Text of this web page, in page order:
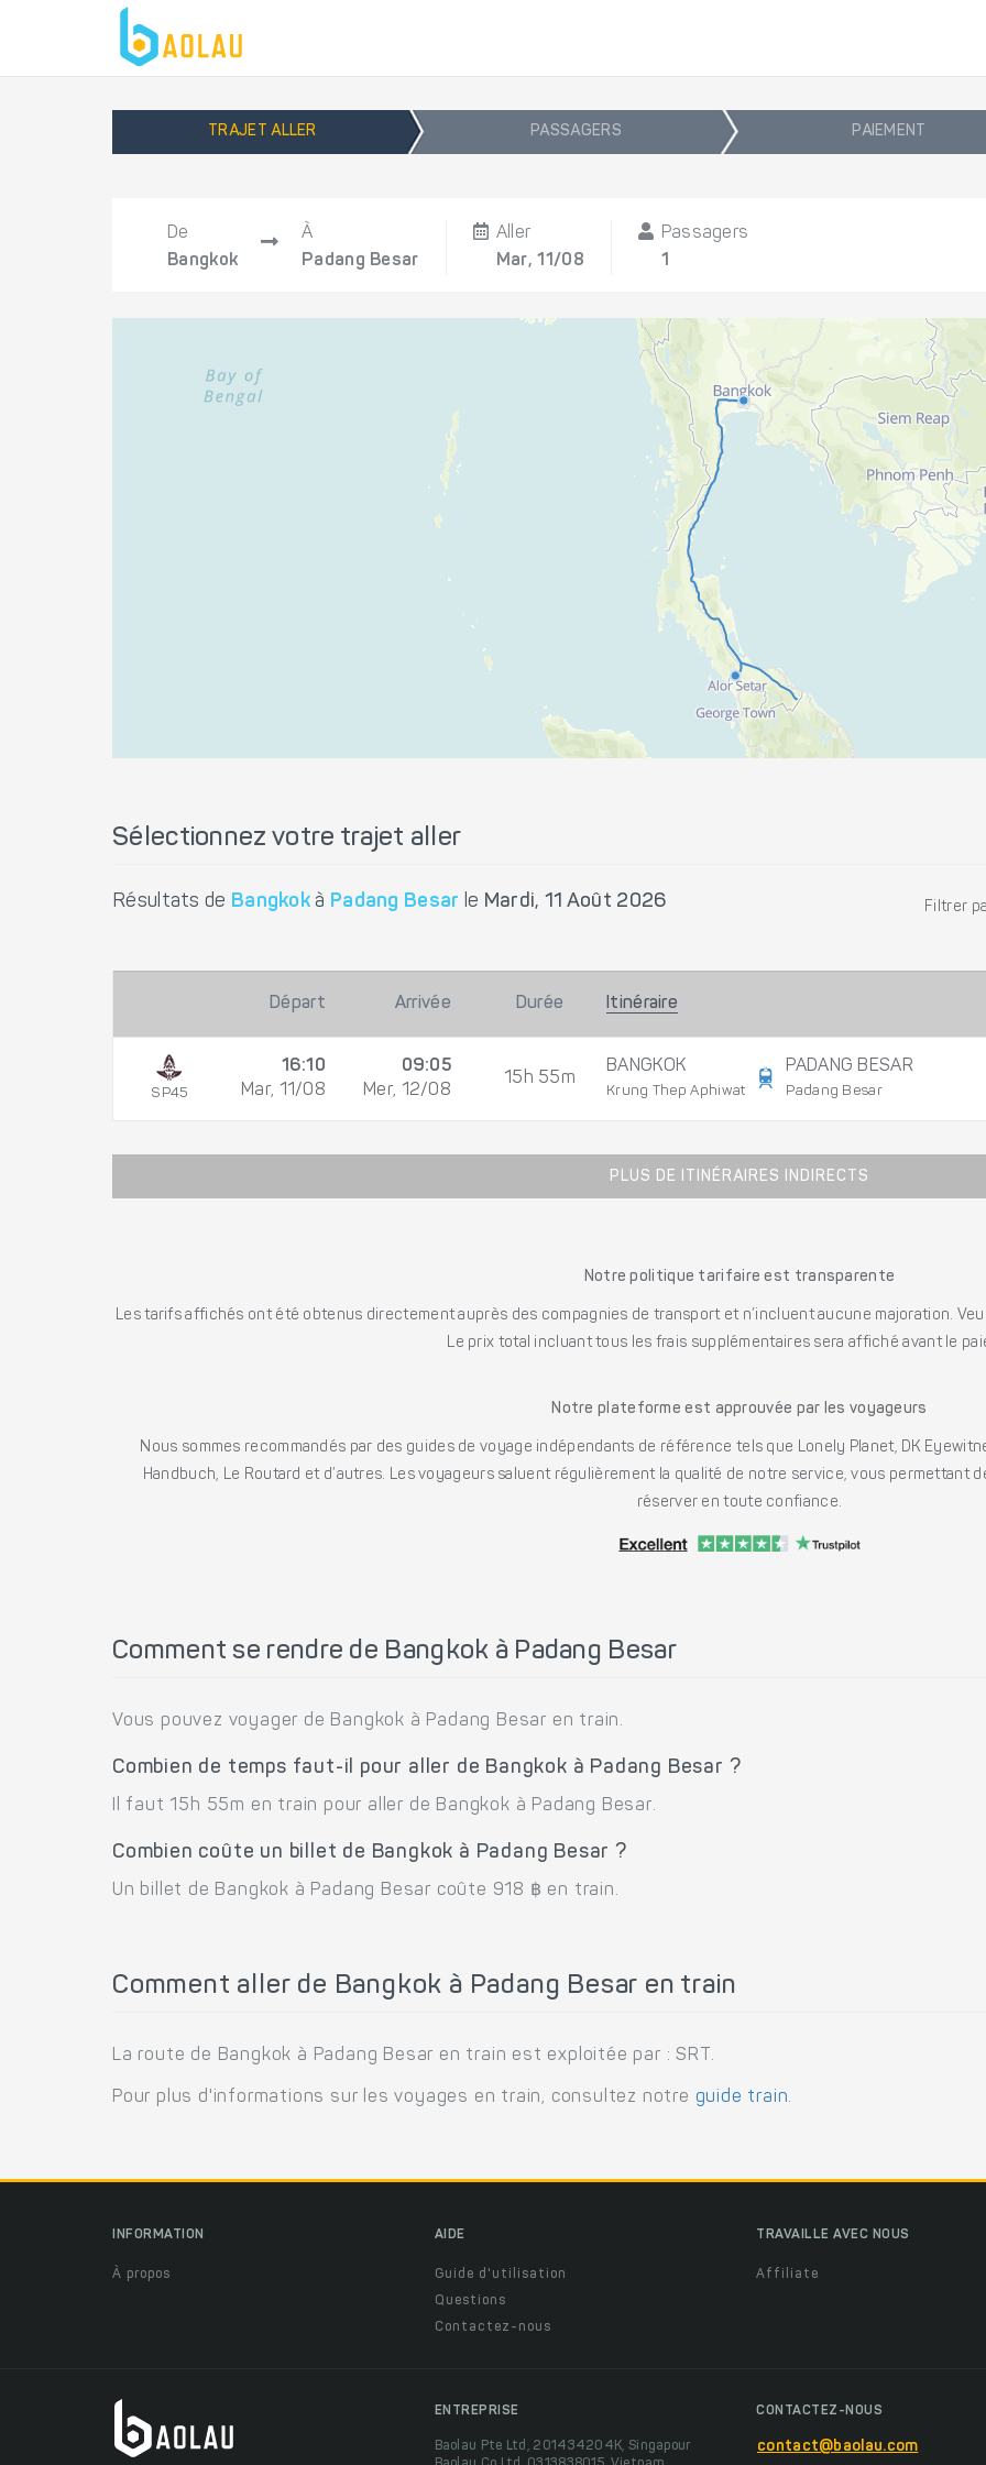
TRAJET ALLER PASSAGERS PAIEMENT
De
Bangkok
À
Padang Besar
Aller
Mar, 11/08
Passagers
1
Sélectionnez votre trajet aller
Résultats de Bangkok à Padang Besar le Mardi, 11 Août 2026 Filtrer
Départ Arrivée Durée Itinéraire
SP45
16:10
Mar, 11/08
09:05
Mer, 12/08
15h 55m
BANGKOK
Krung Thep Aphiwat
PADANG BESAR
Padang Besar
PLUS DE ITINÉRAIRES INDIRECTS
Notre politique tarifaire est transparente
Les tarifs affichés ont été obtenus directement auprès des compagnies de transport et n’incluent aucune majoration.
Le prix total incluant tous les frais supplémentaires sera affiché avant le
Notre plateforme est approuvée par les voyageurs
Nous sommes recommandés par des guides de voyage indépendants de référence tels que Lonely Planet, DK
Handbuch, Le Routard et d’autres. Les voyageurs saluent régulièrement la qualité de notre service, vous permettant
réserver en toute confiance.
Comment se rendre de Bangkok à Padang Besar
Vous pouvez voyager de Bangkok à Padang Besar en train.
Combien de temps faut-il pour aller de Bangkok à Padang Besar ?
Il faut 15h 55m en train pour aller de Bangkok à Padang Besar.
Combien coûte un billet de Bangkok à Padang Besar ?
Un billet de Bangkok à Padang Besar coûte 918 ฿ en train.
Comment aller de Bangkok à Padang Besar en train
La route de Bangkok à Padang Besar en train est exploitée par : SRT.
Pour plus d'informations sur les voyages en train, consultez notre guide train.
INFORMATION
À propos
AIDE
Guide d'utilisation
Questions
Contactez-nous
TRAVAILLE AVEC NOUS
Affiliate
ENTREPRISE
Baolau Pte Ltd, 201434204K, Singapour
CONTACTEZ-NOUS
contact@baolau.com